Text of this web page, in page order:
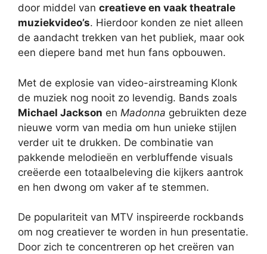
door middel van creatieve en vaak theatrale
muziekvideo’s. Hierdoor konden ze niet alleen
de aandacht trekken van het publiek, maar ook
een diepere band met hun fans opbouwen.
Met de explosie van video-airstreaming Klonk
de muziek nog nooit zo levendig. Bands zoals
Michael Jackson en Madonna gebruikten deze
nieuwe vorm van media om hun unieke stijlen
verder uit te drukken. De combinatie van
pakkende melodieën en verbluffende visuals
creëerde een totaalbeleving die kijkers aantrok
en hen dwong om vaker af te stemmen.
De populariteit van MTV inspireerde rockbands
om nog creatiever te worden in hun presentatie.
Door zich te concentreren op het creëren van